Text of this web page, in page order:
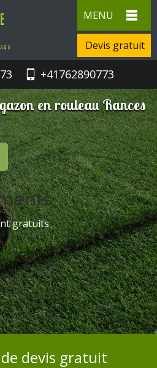
MENU
Devis gratuit
+41762890773
en rouleau Rances
gratuits
devis gratuit